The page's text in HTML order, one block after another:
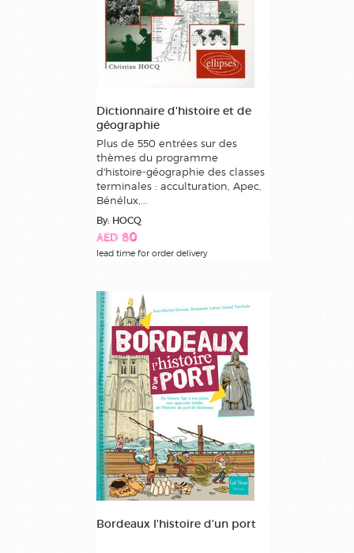
Dictionnaire d'histoire et de
géographie
Plus de 550 entrées sur des
thèmes du programme
d'histoire-géographie des classes
terminales : acculturation, Apec,
Bénélux,...
By: HOCQ
AED 80
lead time for order delivery
Bordeaux l'histoire d'un port